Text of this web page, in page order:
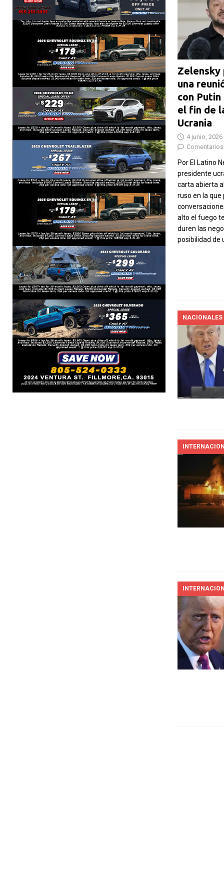
Zelensky
una
con Putin
el fin de
Ucrania
4 junio, 2026
Por El Latino
presidente
carta abierta
ruso en la que
alto el fuego
duren las
posibilidad de
NACIONALES